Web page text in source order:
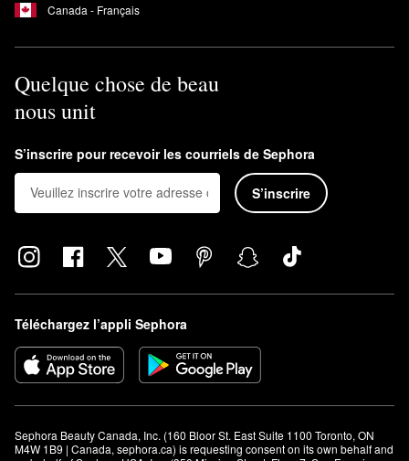
Canada - Français
Quelque chose de beau
nous unit
S’inscrire pour recevoir les courriels de Sephora
S’inscrire
Téléchargez l’appli Sephora
Sephora Beauty Canada, Inc. (160 Bloor St. East Suite 1100 Toronto, ON
M4W 1B9 | Canada, sephora.ca) is requesting consent on its own behalf and